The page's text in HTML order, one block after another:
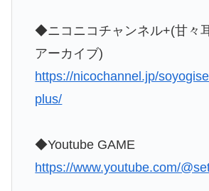
◆ニコニコチャンネル+(甘々
アーカイブ)
https://nicochannel.jp/
plus/
◆Youtube GAME
https://www.youtube.com/